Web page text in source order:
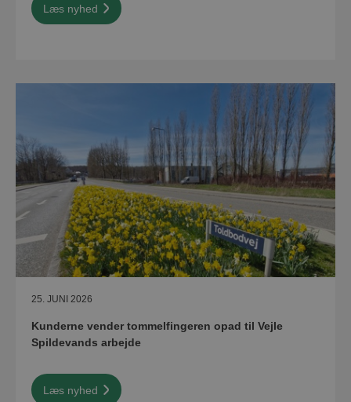
Læs nyhed
25. JUNI 2026
Kunderne vender tommelfingeren opad til Vejle
Spildevands arbejde
Læs nyhed